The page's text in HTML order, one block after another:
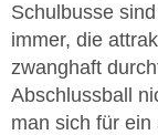
Schulbusse
immer, die
zwanghaft
Abschlussball
man sich für